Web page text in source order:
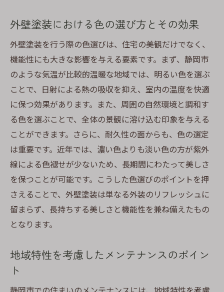
外壁塗装における色の選び方とその効果
外壁塗装を行う際の色選びは、住宅の美観だけでなく、
機能性にも大きな影響を与える要素です。まず、静岡市
のような気温が比較的温暖な地域では、明るい色を選ぶ
ことで、日射による熱の吸収を抑え、室内の温度を快適
に保つ効果があります。また、周囲の自然環境と調和す
る色を選ぶことで、全体の景観に溶け込む印象を与える
ことができます。さらに、耐久性の面からも、色の選定
は重要です。近年では、濃い色よりも淡い色の方が紫外
線による色褪せが少ないため、長期間にわたって美しさ
を保つことが可能です。こうした色選びのポイントを押
さえることで、外壁塗装は単なる外装のリフレッシュに
留まらず、長持ちする美しさと機能性を兼ね備えたもの
となります。
地域特性を考慮したメンテナンスのポイン
ト